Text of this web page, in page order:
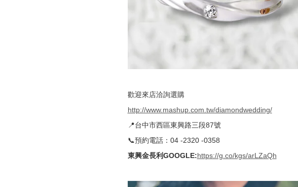
歡迎來店洽詢選購
http://www.mashup.com.tw/diamondwedding/
📍台中市西區東興路三段87號
📞預約電話：04 -2320 -0358
東興金長利GOOGLE:https://g.co/kgs/arLZaQh